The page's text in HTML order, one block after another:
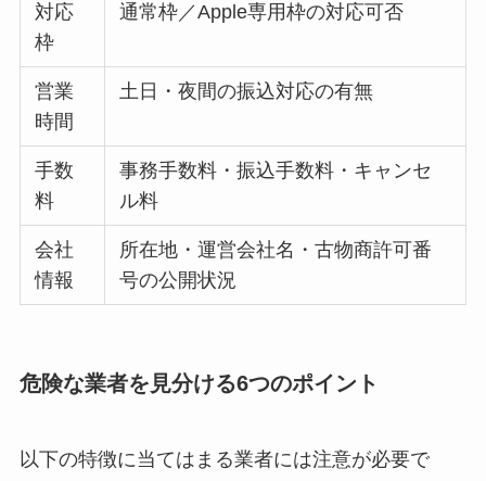
対応
枠
通常枠／Apple専用枠の対応可否
営業
時間
土日・夜間の振込対応の有無
手数
料
事務手数料・振込手数料・キャンセ
ル料
会社
情報
所在地・運営会社名・古物商許可番
号の公開状況
危険な業者を見分ける6つのポイント
以下の特徴に当てはまる業者には注意が必要で